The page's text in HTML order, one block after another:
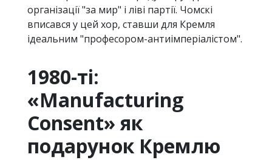
організації "за мир" і ліві партії. Чомскі
вписався у цей хор, ставши для Кремля
ідеальним "професором-антиімперіалістом".
1980-ті:
«Manufacturing
Consent» як
подарунок Кремлю